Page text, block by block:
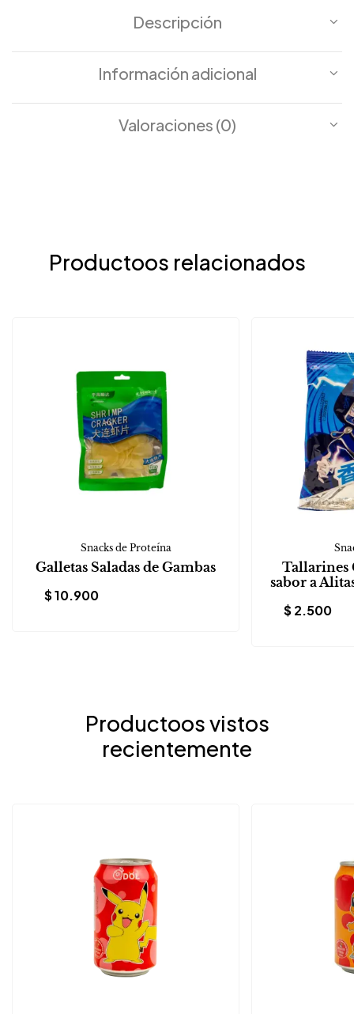
Descripción
Información adicional
Valoraciones (0)
Productoos relacionados
Snacks de Proteína
Galletas Saladas de Gambas
$10.900
Tallarines
sabor a
$2.500
Productoos vistos
recientemente